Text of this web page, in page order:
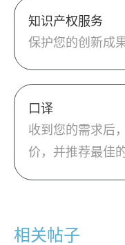
知识产权服务
保护您的创新成
口译
收到您的需求后
价，并推荐最佳
相关帖子